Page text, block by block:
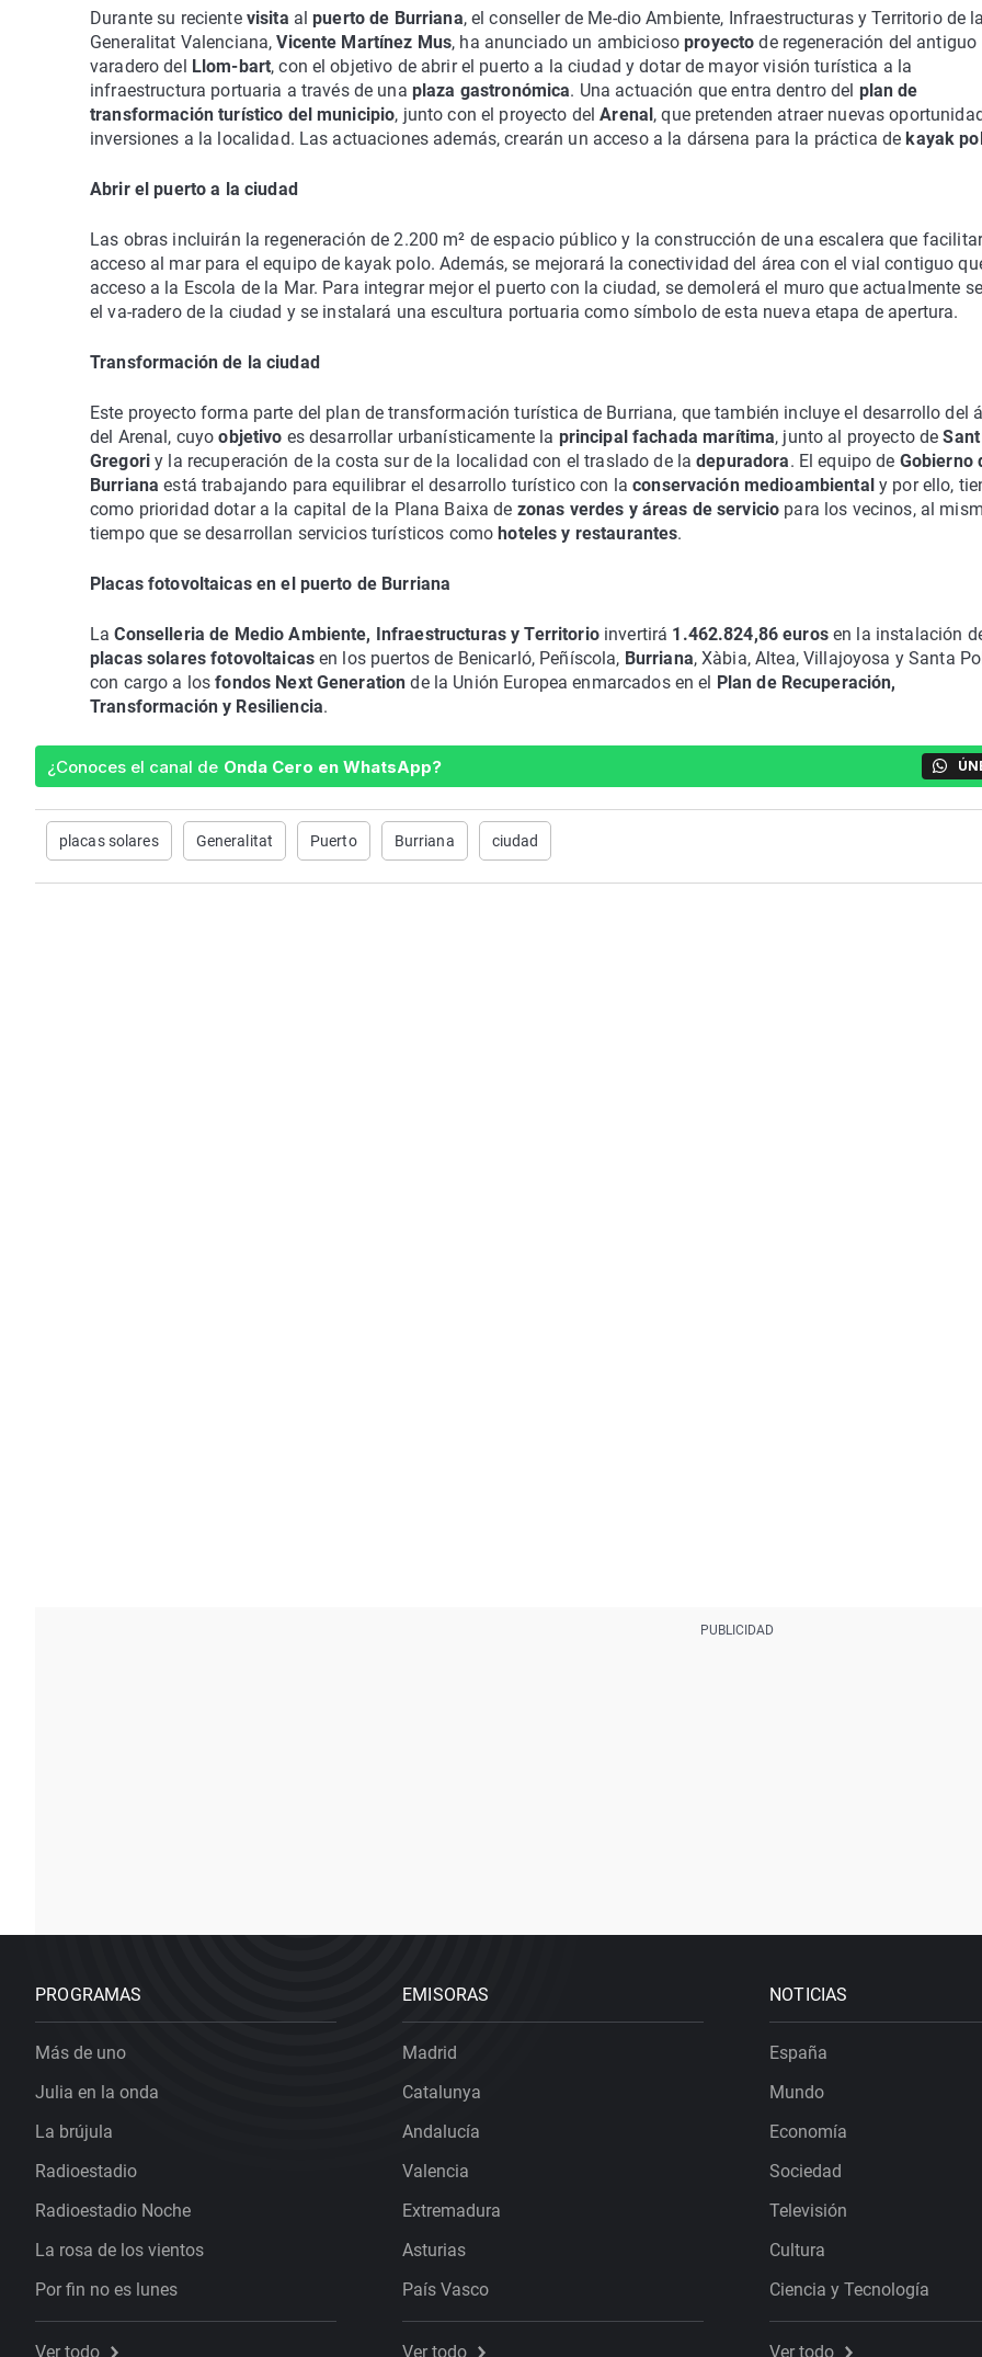
Durante su reciente visita alpuerto de Burriana, el conseller de Me-dio Ambiente, Infraestructuras y Territorio de la
Generalitat Valenciana,Vicente Martínez Mus, ha anunciado un ambiciosoproyectode regeneración del antiguo
varadero del
Llom-bart, con el objetivo de abrir el puerto a la ciudad y dotar de mayor visión turística a la
infraestructura portuaria a través de una plaza gastronómica. Una actuación que entra dentro del plan de
transformación turístico del municipio, junto con el proyecto delArenal , que pretenden atraer nuevas
inversiones a la localidad. Las actuaciones además, crearán un acceso a la dársena para la práctica de kayak
Abrir el puerto a la ciudad
Las obras incluirán la regeneración de 2.200 m² de espacio público y la construcción de una escalera que
acceso al mar para el equipo de kayak polo. Además, se mejorará la conectividad del área con el vial contiguo
acceso a la Escola de la Mar. Para integrar mejor el puerto con la ciudad, se demolerá el muro que actualmente
el va-radero de la ciudad y se instalará una escultura portuaria como símbolo de esta nueva etapa de apertura.
Transformación de la ciudad
Este proyecto forma parte del plan de transformación turística de Burriana, que también incluye el desarrollo del
del Arenal, cuyoobjetivo es desarrollar urbanísticamente la principal fachada marítima, junto al proyecto deSant
Gregoriy la recuperación de la costa sur de la localidad con el traslado de ladepuradora. El equipo de Gobierno
Burriana está trabajando para equilibrar el desarrollo turístico con laconservación medioambiental y por ello,
como prioridad dotar a la capital de la Plana Baixa de zonas verdes y áreas de servicio para los vecinos, al
tiempo que se desarrollan servicios turísticos como hoteles y restaurantes.
Placas fotovoltaicas en el puerto de Burriana
LaConselleria de Medio Ambiente, Infraestructuras y Territorioinvertirá 1.462.824,86 eurosen la instalación
placas solares fotovoltaicasen los puertos de Benicarló, Peñíscola, Burriana, Xàbia, Altea, Villajoyosa y Santa
con cargo a losfondos Next Generation de la Unión Europea enmarcados en el
Plan de Recuperación,
Transformación y Resiliencia.
¿Conoces el canal de Onda Cero en WhatsApp?
placas solares Generalitat Puerto Burriana ciudad
PROGRAMAS
Más de uno
Julia en la onda
La brújula
Radioestadio
Radioestadio Noche
La rosa de los vientos
Por fin no es lunes
Ver todo
EMISORAS
Madrid
Catalunya
Andalucía
Valencia
Extremadura
Asturias
País Vasco
Ver todo
NOTICIAS
España
Mundo
Economía
Sociedad
Televisión
Cultura
Ciencia y Tecnología
Ver todo